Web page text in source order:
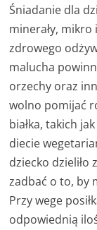
Śniadanie dla
minerały,
zdrowego
malucha
orzechy oraz
wolno pomijać
białka, takich
diecie
dziecko dzieliło
zadbać o to, by
Przy wege
odpowiednią